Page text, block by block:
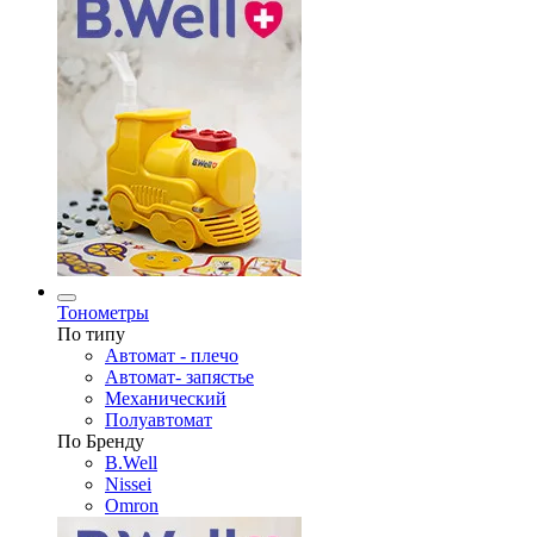
Тонометры
По типу
Автомат - плечо
Автомат- запястье
Механический
Полуавтомат
По Бренду
B.Well
Nissei
Omron